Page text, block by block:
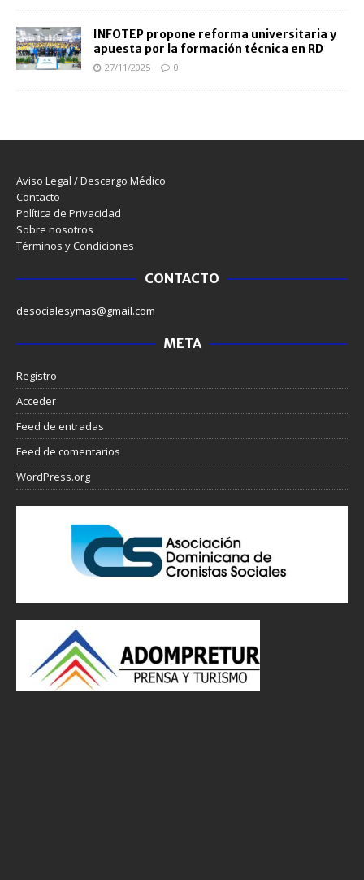
INFOTEP propone reforma universitaria y
apuesta por la formación técnica en RD
27/11/2025 0
Aviso Legal / Descargo Médico
Contacto
Política de Privacidad
Sobre nosotros
Términos y Condiciones
CONTACTO
desocialesymas@gmail.com
META
Registro
Acceder
Feed de entradas
Feed de comentarios
WordPress.org